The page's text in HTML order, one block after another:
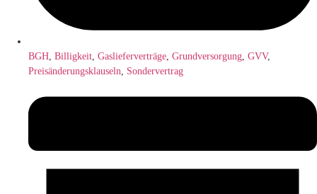
BGH, Billigkeit, Gaslieferverträge, Grundversorgung, GVV,
Preisänderungsklauseln, Sondervertrag